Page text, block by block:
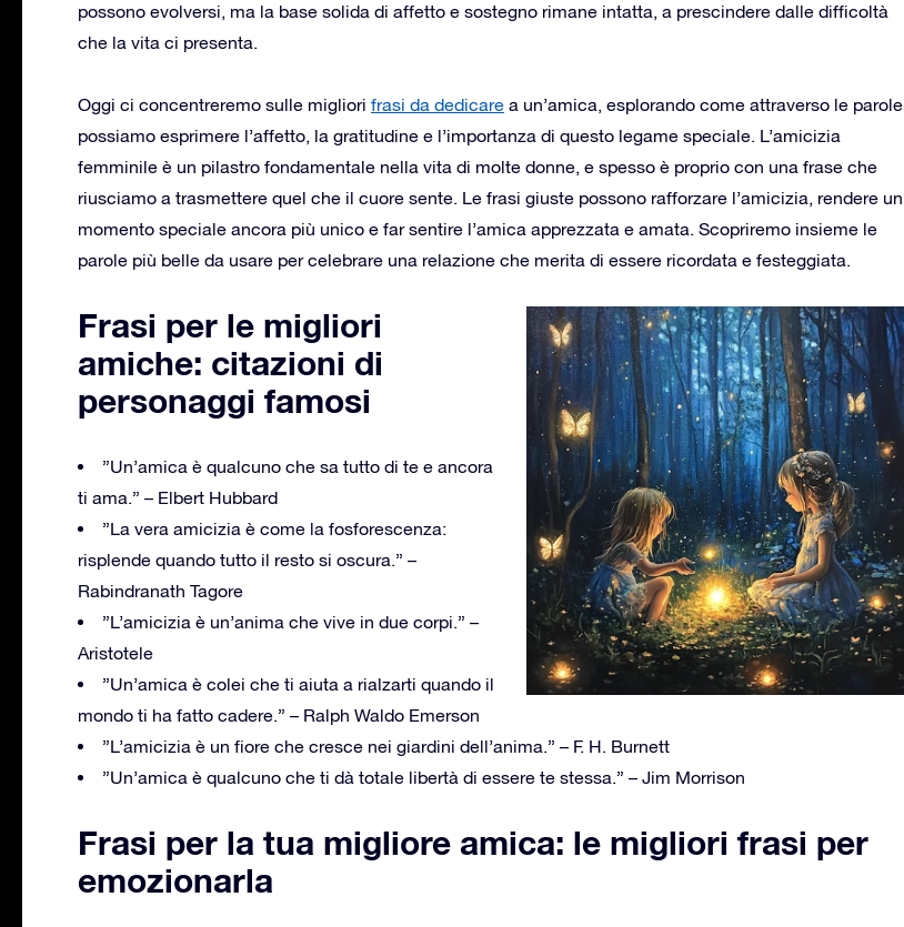
possono evolversi, ma la base solida di affetto e sostegno rimane intatta, a prescindere dalle difficoltà
che la vita ci presenta.
Oggi ci concentreremo sulle migliori frasi da dedicare a un’amica, esplorando come attraverso le parole
possiamo esprimere l’affetto, la gratitudine e l’importanza di questo legame speciale. L’amicizia
femminile è un pilastro fondamentale nella vita di molte donne, e spesso è proprio con una frase che
riusciamo a trasmettere quel che il cuore sente. Le frasi giuste possono rafforzare l’amicizia, rendere un
momento speciale ancora più unico e far sentire l’amica apprezzata e amata. Scopriremo insieme le
parole più belle da usare per celebrare una relazione che merita di essere ricordata e festeggiata.
Frasi per le migliori
amiche: citazioni di
personaggi famosi
”Un’amica è qualcuno che sa tutto di te e ancora
ti ama.” – Elbert Hubbard
”La vera amicizia è come la fosforescenza:
risplende quando tutto il resto si oscura.” –
Rabindranath Tagore
”L’amicizia è un’anima che vive in due corpi.” –
Aristotele
”Un’amica è colei che ti aiuta a rialzarti quando il
mondo ti ha fatto cadere.” – Ralph Waldo Emerson
”L’amicizia è un fiore che cresce nei giardini dell’anima.” – F. H. Burnett
”Un’amica è qualcuno che ti dà totale libertà di essere te stessa.” – Jim Morrison
Frasi per la tua migliore amica: le migliori frasi per
emozionarla